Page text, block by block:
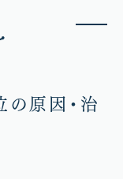
の原因・治